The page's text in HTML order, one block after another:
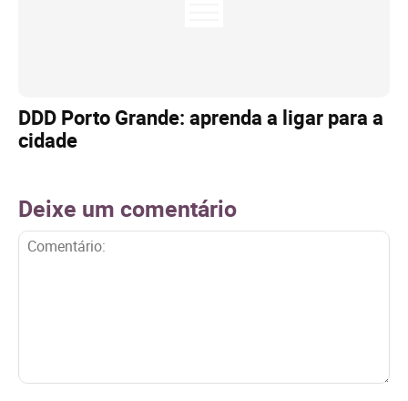
DDD Porto Grande: aprenda a ligar para a
cidade
Deixe um comentário